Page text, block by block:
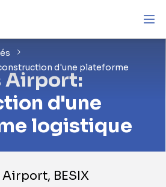
d'une plateforme
Airport:
d'une
logistique
BESIX